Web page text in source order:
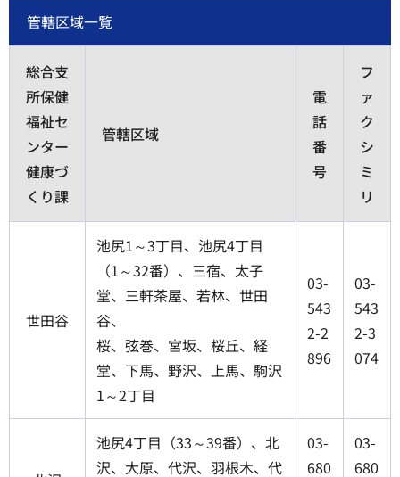
管轄区域一覧
総合支
所保健
福祉セ
ンター
健康づ
くり課
管轄区域
電
話
番
号
フ
ァ
ク
シ
ミ
リ
世田谷
池尻1～3丁目、池尻4丁目
（1～32番）、三宿、太子
堂、三軒茶屋、若林、世田
谷、
桜、弦巻、宮坂、桜丘、経
堂、下馬、野沢、上馬、駒沢
1～2丁目
03-
543
2-2
896
03-
543
2-3
074
池尻4丁目（33～39番）、北
沢、大原、代沢、羽根木、代
03-
680
03-
680